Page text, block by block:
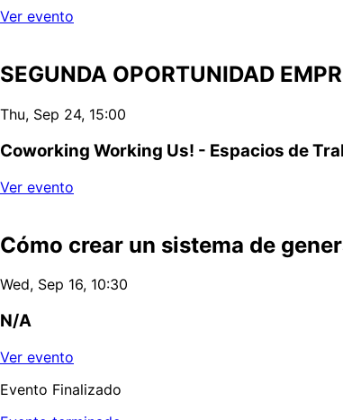
Ver evento
SEGUNDA OPORTUNIDAD
Thu, Sep 24, 15:00
Coworking Working Us! - Espacios de
Ver evento
Cómo crear un sistema de
Wed, Sep 16, 10:30
N/A
Ver evento
Evento Finalizado